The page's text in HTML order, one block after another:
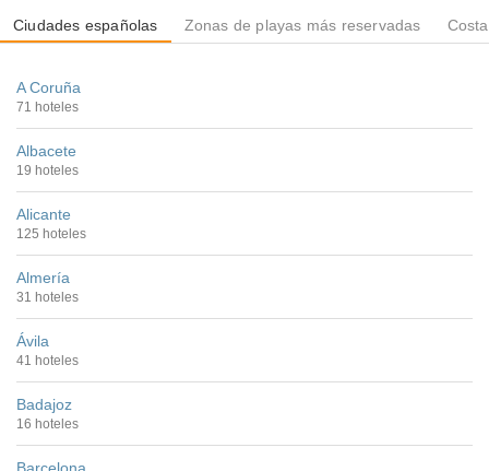
Ciudades españolas Zonas de playas más reservadas
A Coruña
71 hoteles
Albacete
19 hoteles
Alicante
125 hoteles
Almería
31 hoteles
Ávila
41 hoteles
Badajoz
16 hoteles